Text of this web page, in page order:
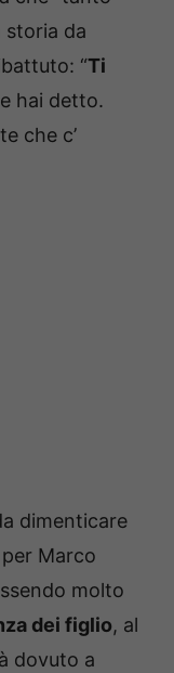
storia da
“Ti
hai detto.
che c’
dimenticare
Marco
molto
dei figlio, al
dovuto a